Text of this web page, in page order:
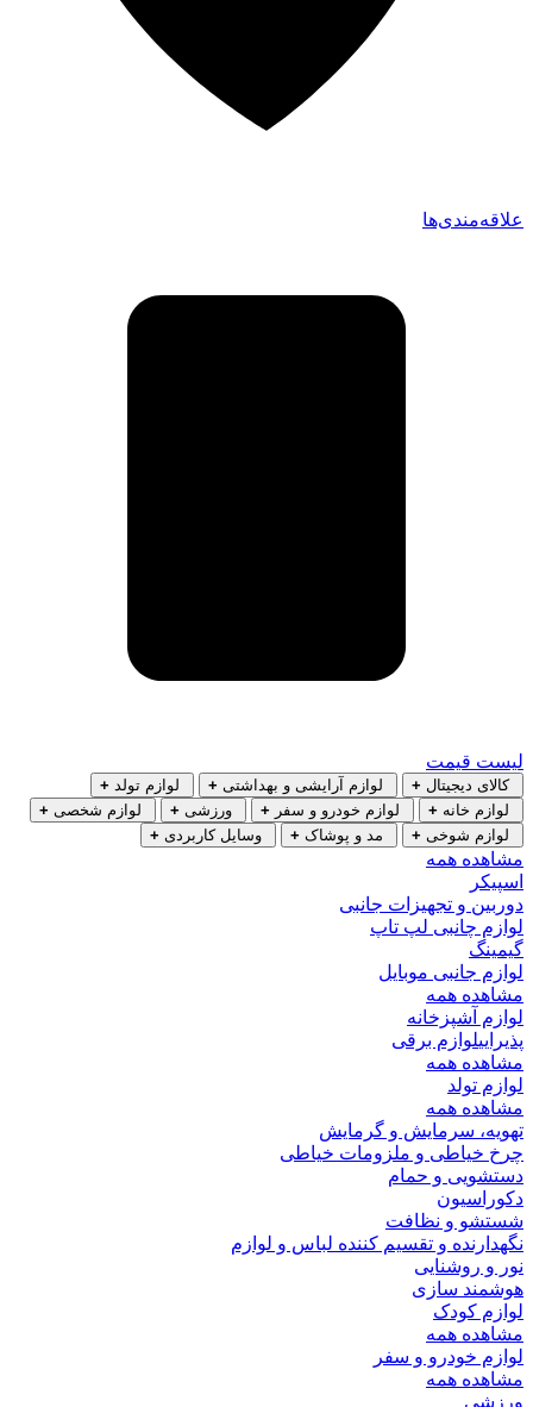
علاقه‌مندی‌ها
لیست قیمت
کالای دیجیتال + لوازم آرایشی و بهداشتی + لوازم تولد +
لوازم خانه + لوازم خودرو و سفر + ورزشی + لوازم شخصی +
لوازم شوخی + مد و پوشاک + وسایل کاربردی +
مشاهده همه
اسپیکر
دوربین و تجهیزات جانبی
لوازم چانبی لپ تاپ
گیمینگ
لوازم جانبی موبایل
مشاهده همه
لوازم آشپزخانه
پذیراییلوازم برقی
مشاهده همه
لوازم تولد
مشاهده همه
تهویه، سرمایش و گرمایش
چرخ خیاطی و ملزومات خیاطی
دستشویی و حمام
دکوراسیون
شستشو و نظافت
نگهدارنده و تقسیم کننده لباس و لوازم
نور و روشنایی
هوشمند سازی
لوازم کودک
مشاهده همه
لوازم خودرو و سفر
مشاهده همه
ورزشی